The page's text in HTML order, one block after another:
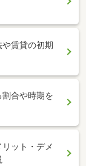
賃貸の初期
合や時期を
ット・デメ